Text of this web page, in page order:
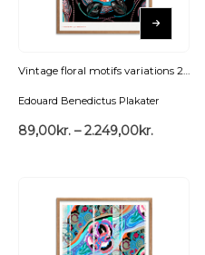
Vintage floral motifs variations 20 Plakat
Edouard Benedictus Plakater
89,00kr. – 2.249,00kr.